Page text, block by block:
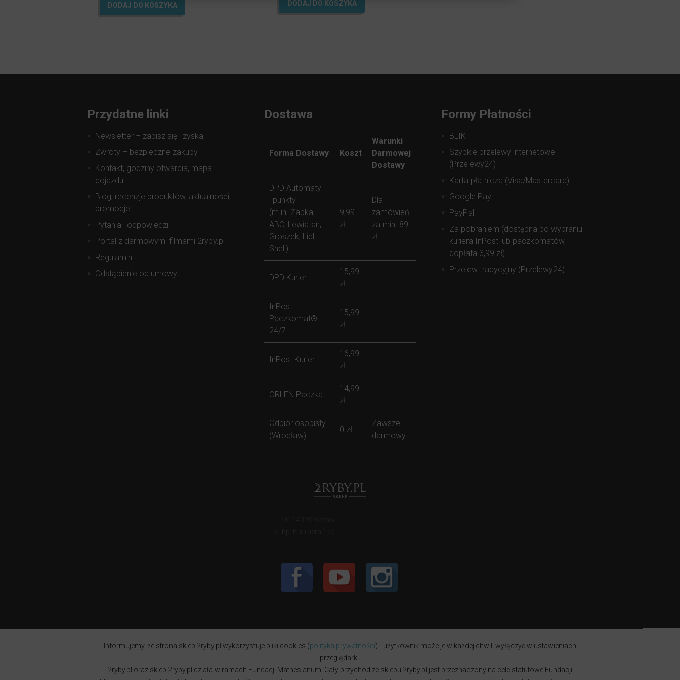
DODAJ DO KOSZYKA DODAJ DO KOSZYKA
Przydatne linki
Newsletter – zapisz się i zyskaj
Zwroty – bezpieczne zakupy
Kontakt, godziny otwarcia, mapa
dojazdu
Blog, recenzje produktów, aktualności,
promocje
Pytania i odpowiedzi
Portal z darmowymi filmami 2ryby.pl
Regulamin
Odstąpienie od umowy
Dostawa
Forma Dostawy Koszt
Warunki
Darmowej
Dostawy
DPD Automaty
i punkty
(m.in. Żabka,
ABC, Lewiatan,
Groszek, Lidl,
Shell)
9,99
zł
Dla
zamówień
za min. 89
zł
DPD Kurier
15,99
zł
—
InPost
Paczkomat®
24/7
15,99
zł
—
InPost Kurier
16,99
zł
—
ORLEN Paczka
14,99
zł
—
Odbiór osobisty
(Wrocław)
0 zł
Zawsze
darmowy
Formy Płatności
BLIK
Szybkie przelewy internetowe
(Przelewy24)
Karta płatnicza (Visa/Mastercard)
Google Pay
PayPal
Za pobraniem (dostępna po wybraniu
kuriera InPost lub paczkomatów,
dopłata 3,99 zł)
Przelew tradycyjny (Przelewy24)
Informujemy, że strona sklep.2ryby.pl wykorzystuje pliki cookies (polityka prywatności) - użytkownik może je w każdej chwili wyłączyć w ustawieniach
przeglądarki.
2ryby.pl oraz sklep.2ryby.pl działa w ramach Fundacji Mathesianum. Cały przychód ze sklepu 2ryby.pl jest przeznaczony na cele statutowe Fundacji